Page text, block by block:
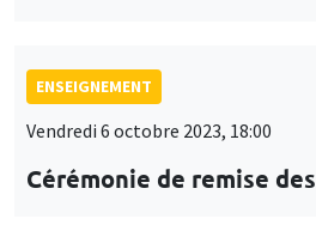
ENSEIGNEMENT
Vendredi 6 octobre 2023, 18:00
Cérémonie de remise